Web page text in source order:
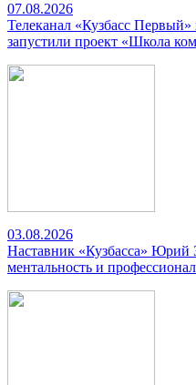
07.08.2026
Телеканал «Кузбасс
запустили проект «Школа
03.08.2026
Наставник «Кузбасса» Юрий
ментальность и